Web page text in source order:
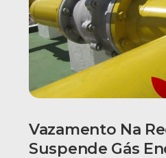
Vazamento Na
Suspende Gás